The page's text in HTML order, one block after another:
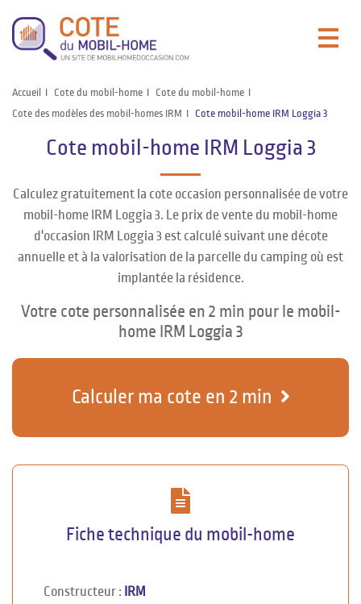
Accueil Cote du mobil-home
Cote du mobil-home
Cote des modèles des mobil-homes IRM
Cote mobil-home IRM Loggia 3
Cote mobil-home IRM Loggia 3
Calculez gratuitement la cote occasion personnalisée de votre
mobil-home IRM Loggia 3. Le prix de vente du mobil-home
d'occasion IRM Loggia 3 est calculé suivant une décote
annuelle et à la valorisation de la parcelle du camping où est
implantée la résidence.
Votre cote personnalisée en 2 min pour le mobil-
home IRM Loggia 3
Calculer ma cote en 2 min
Fiche technique du mobil-home
Constructeur :
IRM